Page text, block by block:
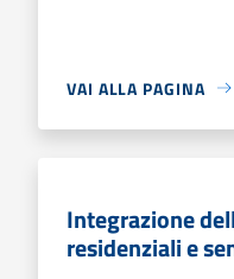
VAI ALLA PAGINA
Integrazione
residenziali e